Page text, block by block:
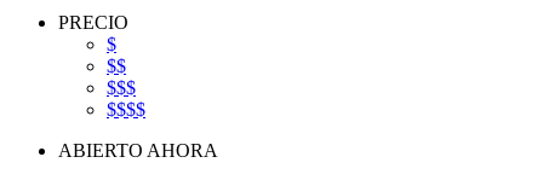
PRECIO
$
$$
$$$
$$$$
ABIERTO AHORA